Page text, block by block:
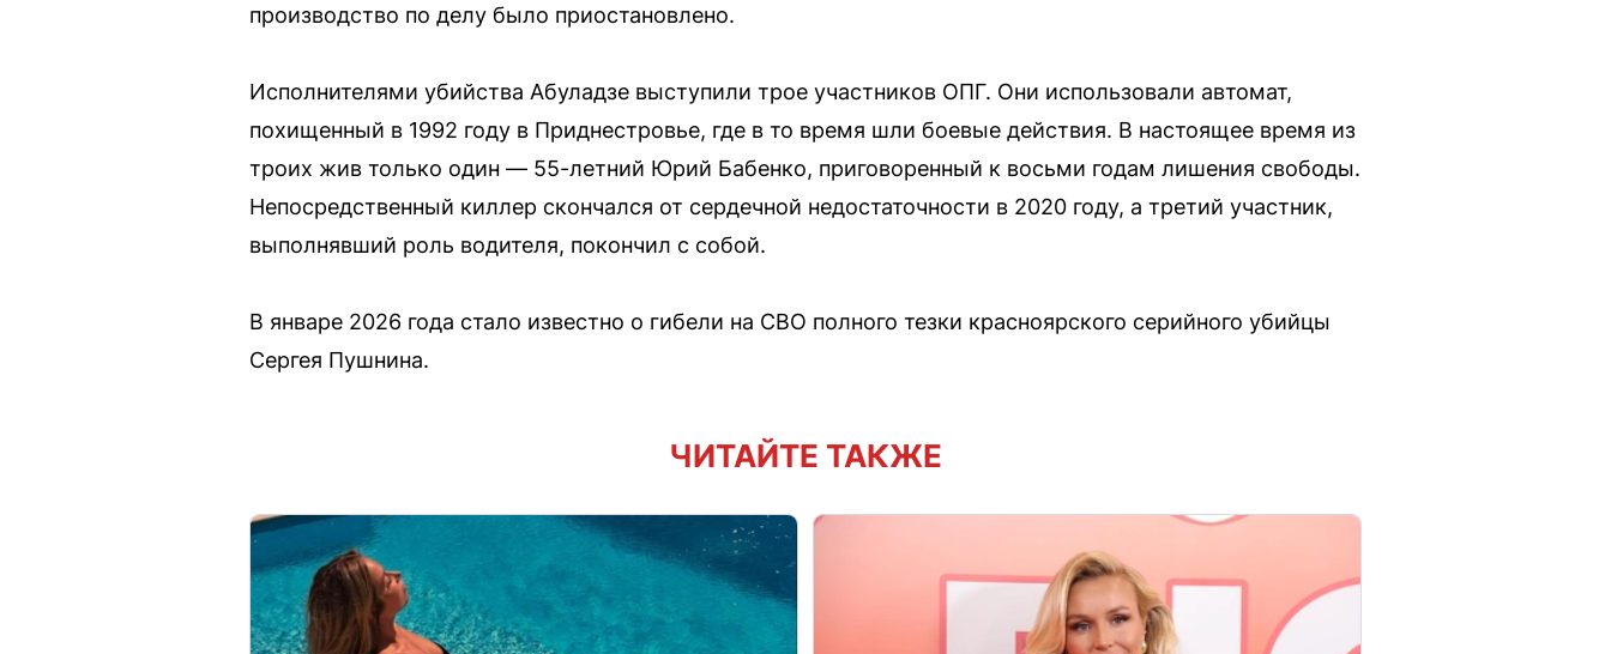
производство по делу было приостановлено.
Исполнителями убийства Абуладзе выступили трое участников ОПГ. Они использовали автомат,
похищенный в 1992 году в Приднестровье, где в то время шли боевые действия. В настоящее время из
троих жив только один — 55-летний Юрий Бабенко, приговоренный к восьми годам лишения свободы.
Непосредственный киллер скончался от сердечной недостаточности в 2020 году, а третий участник,
выполнявший роль водителя, покончил с собой.
В январе 2026 года стало известно о гибели на СВО полного тезки красноярского серийного убийцы
Сергея Пушнина.
ЧИТАЙТЕ ТАКЖЕ